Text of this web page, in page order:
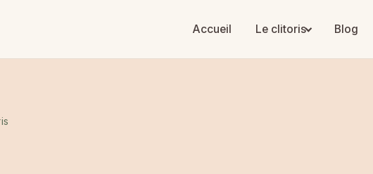
Accueil Le clitoris Blog